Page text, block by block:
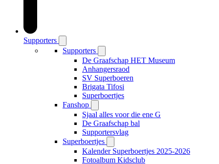
Supporters
Supporters
De Graafschap HET Museum
Anhangersraod
SV Superboeren
Brigata Tifosi
Superboertjes
Fanshop
Sjaal alles voor die ene G
De Graafschap bal
Supportersvlag
Superboertjes
Kalender Superboertjes 2025-2026
Fotoalbum Kidsclub